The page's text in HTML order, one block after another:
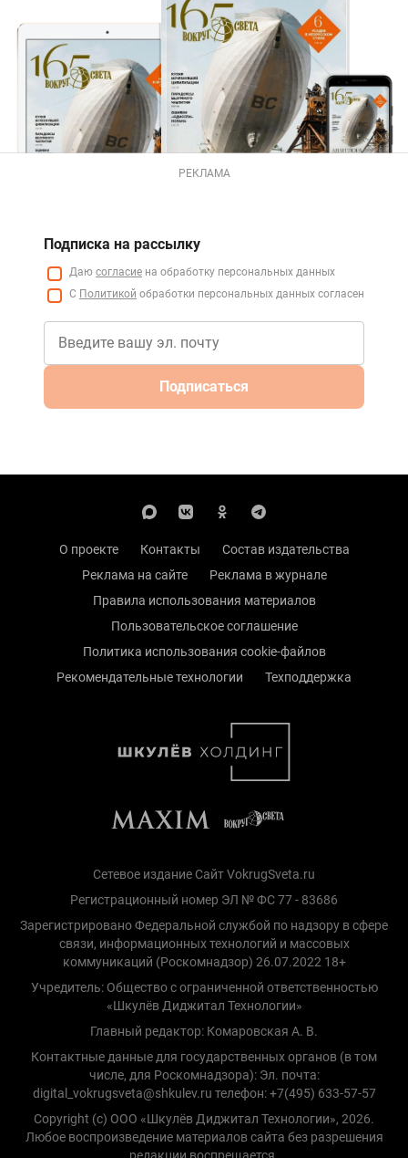
РЕКЛАМА
Подписка на рассылку
Даю согласие на обработку персональных данных
С Политикой обработки персональных данных согласен
Подписаться
О проекте Контакты
Состав издательства
Реклама на сайте
Реклама в журнале
Правила использования материалов
Пользовательское соглашение
Политика использования cookie-файлов
Рекомендательные технологии
Техподдержка
Сетевое издание Сайт VokrugSveta.ru
Регистрационный номер ЭЛ № ФС 77 - 83686
Зарегистрировано Федеральной службой по надзору в сфере
связи, информационных технологий и массовых
коммуникаций (Роскомнадзор) 26.07.2022 18+
Учредитель: Общество с ограниченной ответственностью
«Шкулёв Диджитал Технологии»
Главный редактор: Комаровская А. В.
Контактные данные для государственных органов (в том
числе, для Роскомнадзора): Эл. почта:
digital_vokrugsveta@shkulev.ru телефон: +7(495) 633-57-57
Copyright (с) ООО «Шкулёв Диджитал Технологии», 2026.
Любое воспроизведение материалов сайта без разрешения